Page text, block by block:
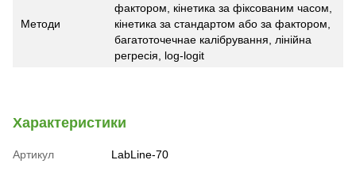
Методи
фактором, кінетика за фіксованим часом,
кінетика за стандартом або за фактором,
багатоточечнае калібрування, лінійна
регресія, log-logit
Характеристики
Артикул LabLine-70